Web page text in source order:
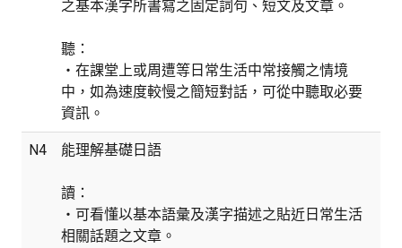
之基本漢字所書寫之固定詞句、短文及文章。
聽：
・在課堂上或周遭等日常生活中常接觸之情境
中，如為速度較慢之簡短對話，可從中聽取必要
資訊。
N4 能理解基礎日語
讀：
・可看懂以基本語彙及漢字描述之貼近日常生活
相關話題之文章。